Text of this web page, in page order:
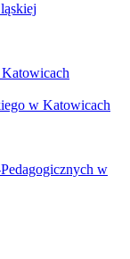
Katowicach
w Katowicach
w